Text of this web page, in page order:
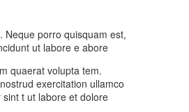
Neque porro quisquam est,
ut labore e abore
quaerat volupta tem.
exercitation ullamco
t ut labore et dolore